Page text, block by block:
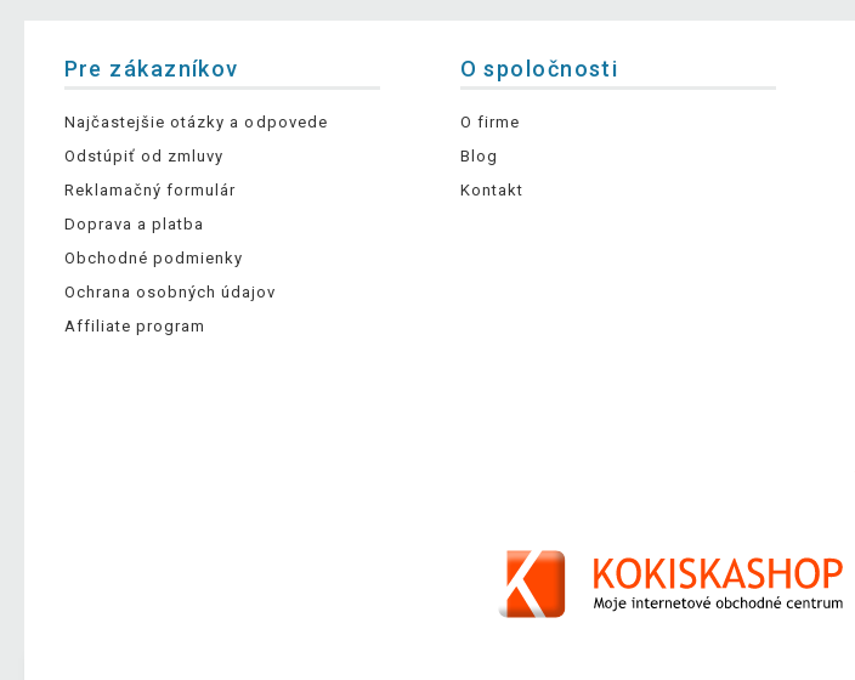
Pre zákazníkov
Najčastejšie otázky a odpovede
Odstúpiť od zmluvy
Reklamačný formulár
Doprava a platba
Obchodné podmienky
Ochrana osobných údajov
Affiliate program
O spoločnosti
O firme
Blog
Kontakt